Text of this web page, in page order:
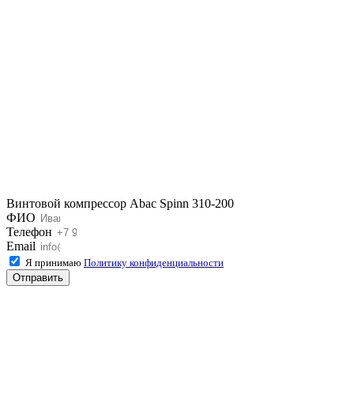
Винтовой компрессор Abac Spinn 310-200
ФИО
Телефон
Email
Я принимаю Политику конфиденциальности
Отправить